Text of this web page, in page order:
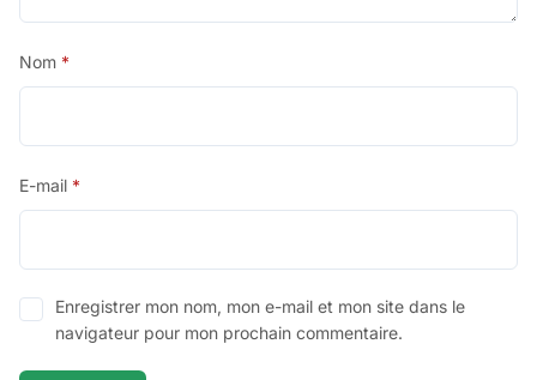
Nom *
E-mail *
Enregistrer mon nom, mon e-mail et mon site dans le
navigateur pour mon prochain commentaire.